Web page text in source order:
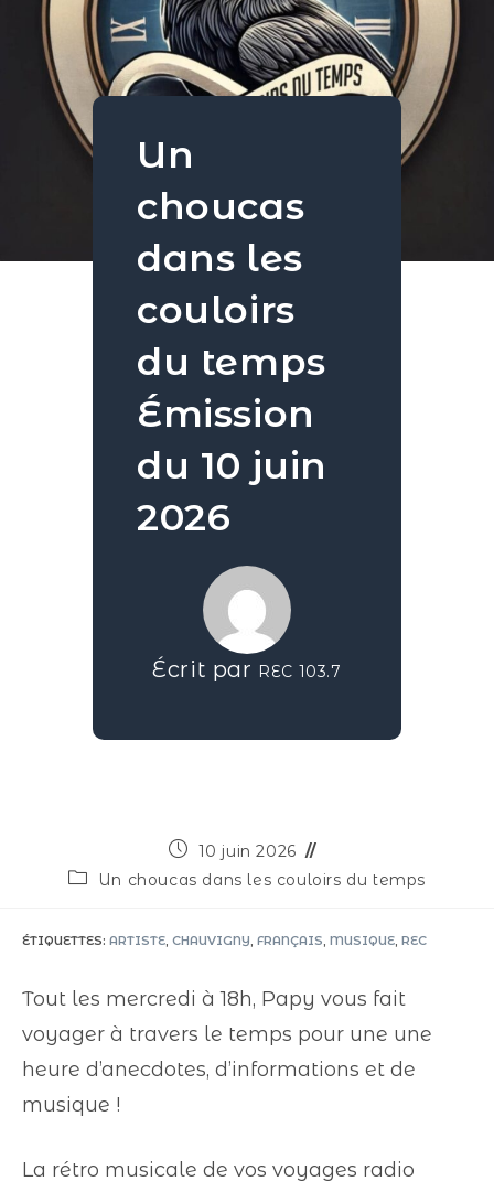
Un
choucas
dans les
couloirs
du temps
Émission
du 10 juin
2026
Écrit par REC 103.7
10 juin 2026
Un choucas dans les couloirs du temps
ÉTIQUETTES: ARTISTE, CHAUVIGNY, FRANÇAIS, MUSIQUE, REC
Tout les mercredi à 18h, Papy vous fait
voyager à travers le temps pour une une
heure d’anecdotes, d’informations et de
musique !
La rétro musicale de vos voyages radio